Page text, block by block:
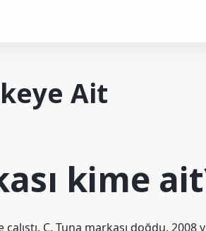
Ait
kime
çalıştı. C. Tuna markası doğdu.